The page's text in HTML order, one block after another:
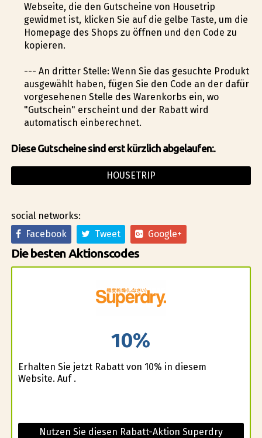
Webseite, die den Gutscheine von Housetrip
gewidmet ist, klicken Sie auf die gelbe Taste, um die
Homepage des Shops zu öffnen und den Code zu
kopieren.
--- An dritter Stelle: Wenn Sie das gesuchte Produkt
ausgewählt haben, fügen Sie den Code an der dafür
vorgesehenen Stelle des Warenkorbs ein, wo
"Gutschein" erscheint und der Rabatt wird
automatisch einberechnet.
Diese Gutscheine sind erst kürzlich abgelaufen:.
HOUSETRIP
social networks:
Facebook
Tweet Google+
Die besten Aktionscodes
10%
Erhalten Sie jetzt Rabatt von 10% in diesem
Website. Auf .
Nutzen Sie diesen Rabatt-Aktion Superdry